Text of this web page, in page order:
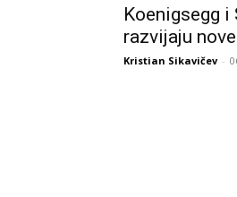
Koenigsegg i
razvijaju
Kristian Sikavičev -